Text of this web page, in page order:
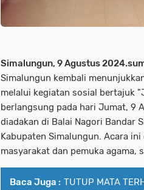
Simalungun, 9 Agustus
Simalungun kembali
melalui kegiatan sosial bertajuk
berlangsung pada hari Jumat, 9
diadakan di Balai Nagori Bandar
Kabupaten Simalungun. Acara
masyarakat dan pemuka agama,
Baca Juga : TUTUP MATA